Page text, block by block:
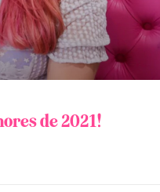
de 2021!